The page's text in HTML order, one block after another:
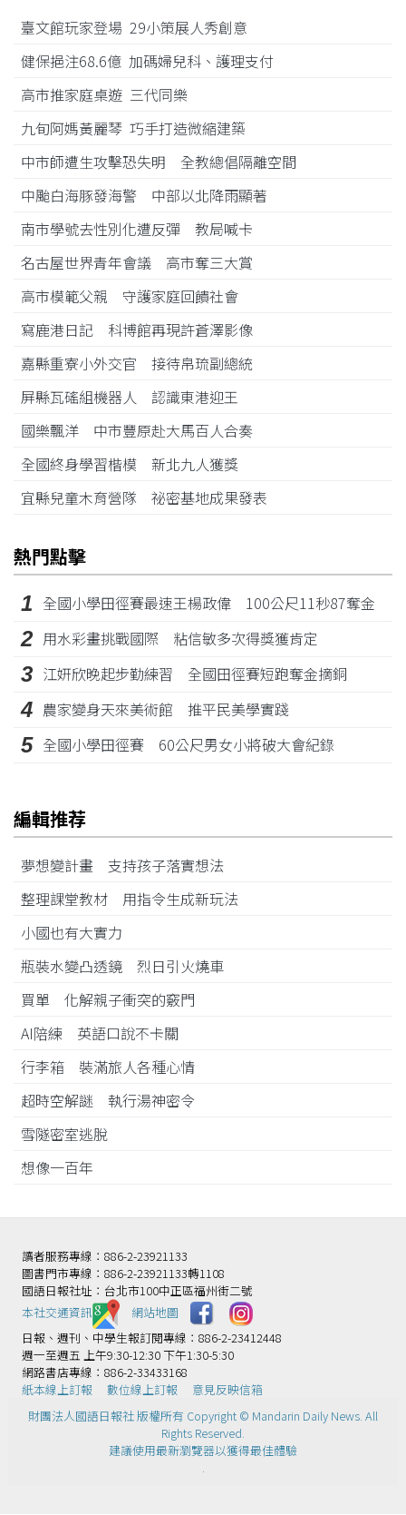
臺文館玩家登場 29小策展人秀創意
健保挹注68.6億 加碼婦兒科、護理支付
高市推家庭桌遊 三代同樂
九旬阿媽黃麗琴 巧手打造微縮建築
中市師遭生攻擊恐失明 全教總倡隔離空間
中颱白海豚發海警 中部以北降雨顯著
南市學號去性別化遭反彈 教局喊卡
名古屋世界青年會議 高市奪三大賞
高市模範父親 守護家庭回饋社會
寫鹿港日記 科博館再現許蒼澤影像
嘉縣重寮小外交官 接待帛琉副總統
屏縣瓦磘組機器人 認識東港迎王
國樂飄洋 中市豐原赴大馬百人合奏
全國終身學習楷模 新北九人獲獎
宜縣兒童木育營隊 祕密基地成果發表
熱門點擊
1 全國小學田徑賽最速王楊政偉 100公尺11秒87奪金
2 用水彩畫挑戰國際 粘信敏多次得獎獲肯定
3 江姸欣晚起步勤練習 全國田徑賽短跑奪金摘銅
4 農家變身天來美術館 推平民美學實踐
5 全國小學田徑賽 60公尺男女小將破大會紀錄
編輯推荐
夢想變計畫 支持孩子落實想法
整理課堂教材 用指令生成新玩法
小國也有大實力
瓶裝水變凸透鏡 烈日引火燒車
買單 化解親子衝突的竅門
AI陪練 英語口說不卡關
行李箱 裝滿旅人各種心情
超時空解謎 執行湯神密令
雪隧密室逃脫
想像一百年
讀者服務專線：886-2-23921133
圖書門市專線：886-2-23921133轉1108
國語日報社址：台北市100中正區福州街二號
本社交通資訊️
網站地圖
日報、週刊、中學生報訂閱專線：886-2-23412448
週一至週五 上午9:30-12:30 下午1:30-5:30
網路書店專線：886-2-33433168
紙本線上訂報
數位線上訂報
意見反映信箱
財團法人國語日報社 版權所有 Copyright © Mandarin Daily News. All
Rights Reserved.
建議使用最新瀏覽器以獲得最佳體驗
.